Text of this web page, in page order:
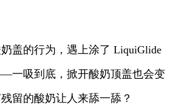
盖的行为，遇上涂了 LiquiGlide
一吸到底，掀开酸奶顶盖也会变
留的酸奶让人来舔一舔？